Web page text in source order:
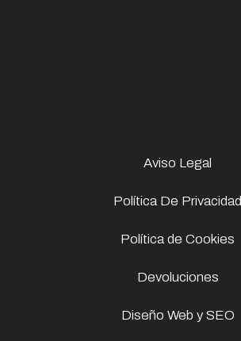
Aviso Legal
Política De Privacidad
Política de Cookies
Devoluciones
Diseño Web y SEO